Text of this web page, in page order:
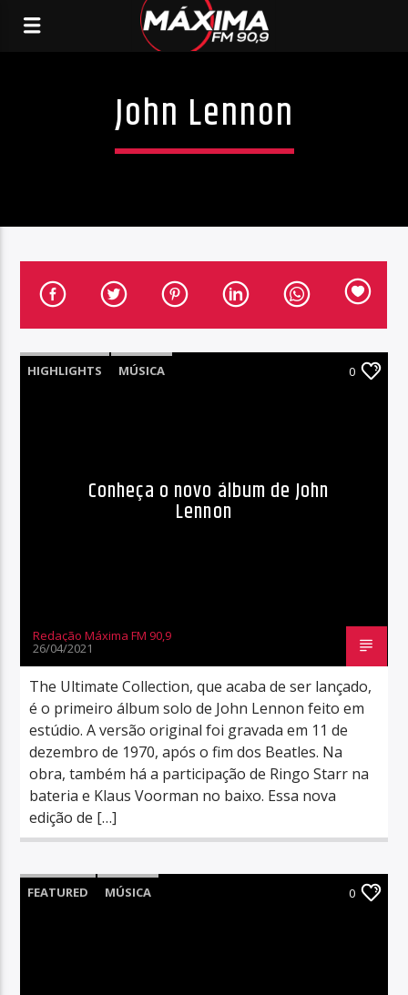
John Lennon
HIGHLIGHTS MÚSICA 0
Conheça o novo álbum de John
Lennon
Redação Máxima FM 90,9
26/04/2021
The Ultimate Collection, que acaba de ser lançado,
é o primeiro álbum solo de John Lennon feito em
estúdio. A versão original foi gravada em 11 de
dezembro de 1970, após o fim dos Beatles. Na
obra, também há a participação de Ringo Starr na
bateria e Klaus Voorman no baixo. Essa nova
edição de […]
FEATURED MÚSICA 0